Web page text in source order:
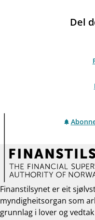
Del
Finanstilsynet er eit
myndigheitsorgan som
grunnlag i lover og